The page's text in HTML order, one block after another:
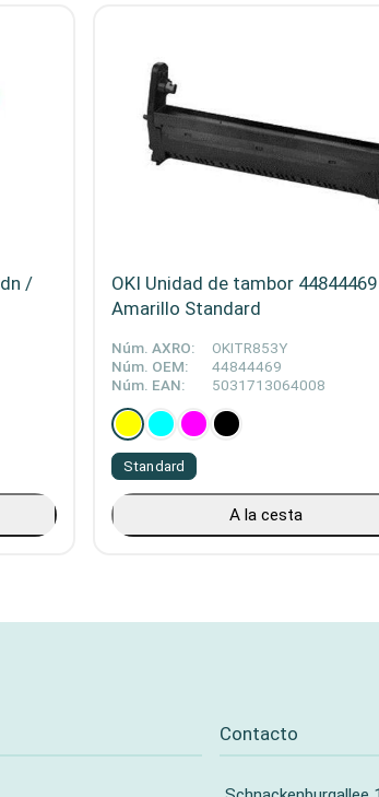
/
OKI Unidad de tambor 44844469
Amarillo Standard
Núm. AXRO:
OKITR853Y
Núm. OEM:
44844469
Núm. EAN:
5031713064008
Standard
A la cesta
Contacto